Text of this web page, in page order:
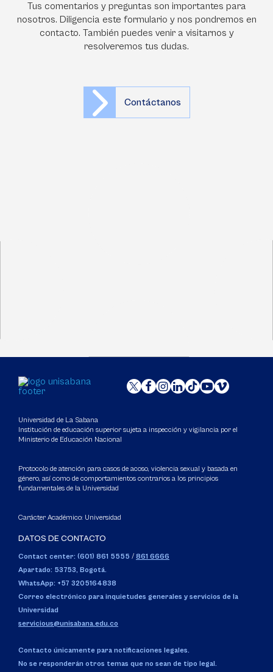
Tus comentarios y preguntas son importantes para
nosotros. Diligencia este formulario y nos pondremos en
contacto. También puedes venir a visitarnos y
resolveremos tus dudas.
Contáctanos
Universidad de La Sabana
Institución de educación superior sujeta a inspección y vigilancia por el
Ministerio de Educación Nacional
Protocolo de atención para casos de acoso, violencia sexual y basada en
género, así como de comportamientos contrarios a los principios
fundamentales de la Universidad
Carácter Académico: Universidad
DATOS DE CONTACTO
Contact center: (601) 861 5555 / 861 6666
Apartado: 53753, Bogotá.
WhatsApp: +57 3205164838
Correo electrónico para inquietudes generales y servicios de la
Universidad
servicious@unisabana.edu.co
Contacto únicamente para notificaciones legales.
No se responderán otros temas que no sean de tipo legal.